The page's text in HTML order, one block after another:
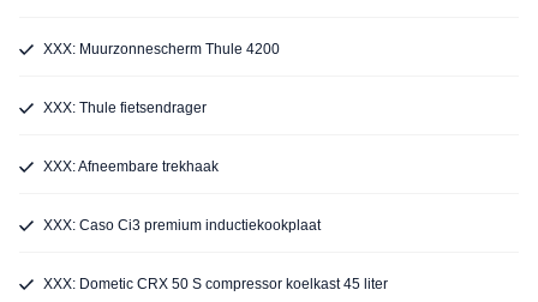
XXX: Muurzonnescherm Thule 4200
XXX: Thule fietsendrager
XXX: Afneembare trekhaak
XXX: Caso Ci3 premium inductiekookplaat
XXX: Dometic CRX 50 S compressor koelkast 45 liter